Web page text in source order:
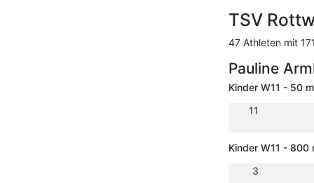
TSV
47 Athleten mit
Pauline
Kinder W11 - 50 m
11
Kinder W11 - 800
3